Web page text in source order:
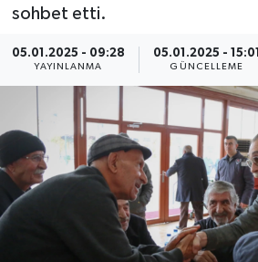
sohbet etti.
05.01.2025 - 09:28
YAYINLANMA
05.01.2025 - 15:01
GÜNCELLEME
Eğitim
Ekonomi
Eleman
Emlak
Gündem
Haber Arşivi